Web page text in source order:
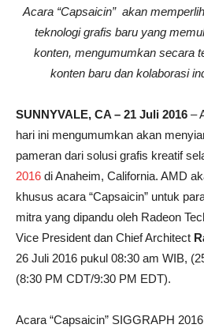
Acara “Capsaicin” akan
teknologi grafis baru yang
konten, mengumumkan secara
konten baru dan kolaborasi
SUNNYVALE, CA – 21 Juli 2016 –
hari ini mengumumkan akan
pameran dari solusi grafis kreatif
2016 di Anaheim, California. AMD
khusus acara “Capsaicin” untuk
mitra yang dipandu oleh Radeon
Vice President dan Chief Architect
26 Juli 2016 pukul 08:30 am WIB,
(8:30 PM CDT/9:30 PM EDT).
Acara “Capsaicin” SIGGRAPH